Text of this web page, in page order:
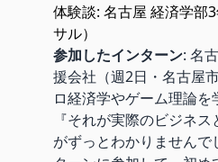
体験談: 名古屋 経済学部
サル）
参加したインターン: 名
援会社（週2日・名古屋
ロ経済学やゲーム理論を
『それが実際のビジネス
がずっとわかりませんで